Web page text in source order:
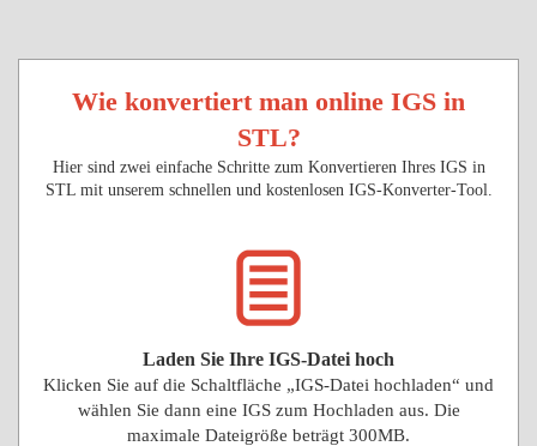
Wie konvertiert man online IGS in
STL?
Hier sind zwei einfache Schritte zum Konvertieren Ihres IGS in
STL mit unserem schnellen und kostenlosen IGS-Konverter-Tool.
Laden Sie Ihre IGS-Datei hoch
Klicken Sie auf die Schaltfläche „IGS-Datei hochladen“ und
wählen Sie dann eine IGS zum Hochladen aus. Die
maximale Dateigröße beträgt 300MB.